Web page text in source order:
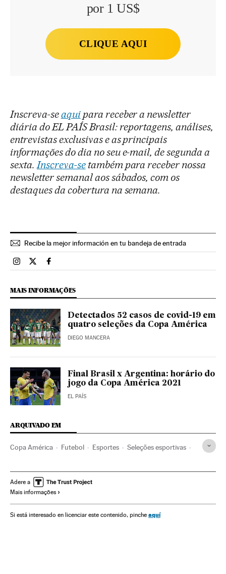
por 1 US$
CLIQUE AQUI
Inscreva-seaquipara receber a newsletter
diária do EL PAÍS Brasil: reportagens, análises,
entrevistas exclusivas e as principais
informações do dia no seu e-mail, de segunda a
sexta. Inscreva-setambém para receber nossa
newsletter semanal aos sábados, com os
destaques da cobertura na semana.
Recibe la mejor información en tu bandeja de entrada
Esportes El País Brasil en Instagram
Esportes El País Brasil en Twitter
Esportes El País Brasil en Facebook
MAIS INFORMAÇÕES
Detectados 52 casos de covid-19 em
quatro seleções da Copa América
DIEGO MANCERA
Final Brasil x Argentina: horário do
jogo da Copa América 2021
EL PAÍS
ARQUIVADO EM
Copa América Futebol Esportes Seleções esportivas
América Coronavirus Covid-19
Adere a
Mais informações
Si está interesado en licenciar este contenido, pinche aquí